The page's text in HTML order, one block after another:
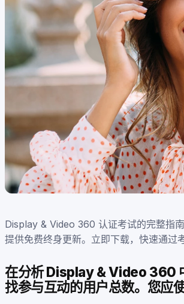
Display & Video 360 认证考试的完整指
提供免费终身更新。立即下载，快速通过考
在分析 Display & Video 360
找参与互动的用户总数。您应